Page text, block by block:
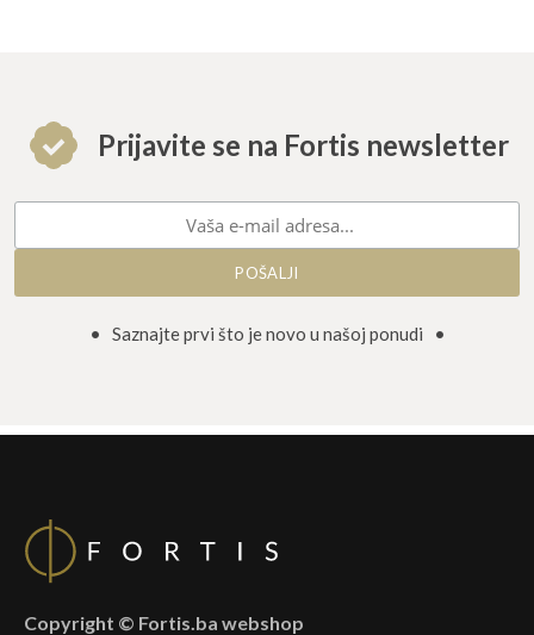
Prijavite se na Fortis newsletter
• Saznajte prvi što je novo u našoj ponudi •
Copyright © Fortis.ba webshop